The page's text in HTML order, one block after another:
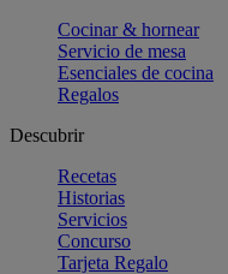
Cocinar & hornear
Servicio de mesa
Esenciales de cocina
Regalos
Descubrir
Recetas
Historias
Servicios
Concurso
Tarjeta Regalo